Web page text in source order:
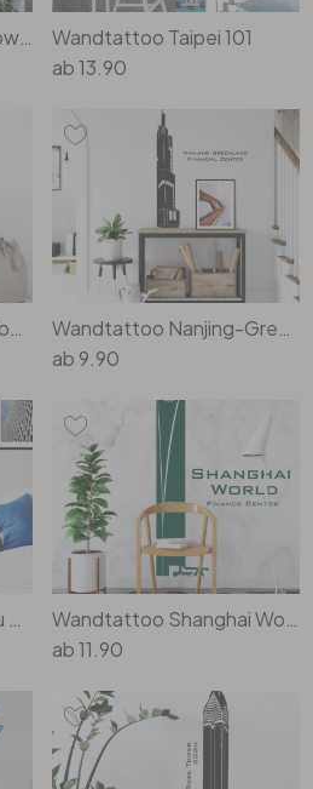
Wandtattoo Taipei 101
ab13.90
ab 9.90
ab11.90